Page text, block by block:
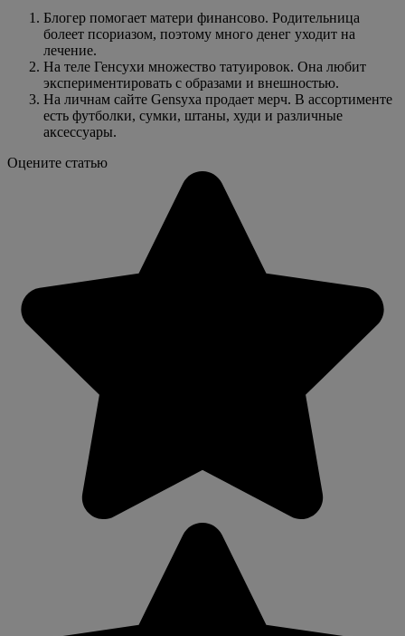
Блогер помогает матери финансово. Родительница
болеет псориазом, поэтому много денег уходит на
лечение.
На теле Генсухи множество татуировок. Она любит
экспериментировать с образами и внешностью.
На личнам сайте Gensyxa продает мерч. В ассортименте
есть футболки, сумки, штаны, худи и различные
аксессуары.
Оцените статью